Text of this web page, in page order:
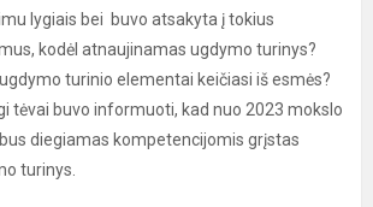
lygiais bei buvo atsakyta į tokius
kodėl atnaujinamas ugdymo turinys?
turinio elementai keičiasi iš esmės?
tėvai buvo informuoti, kad nuo 2023 mokslo
diegiamas kompetencijomis grįstas
turinys.